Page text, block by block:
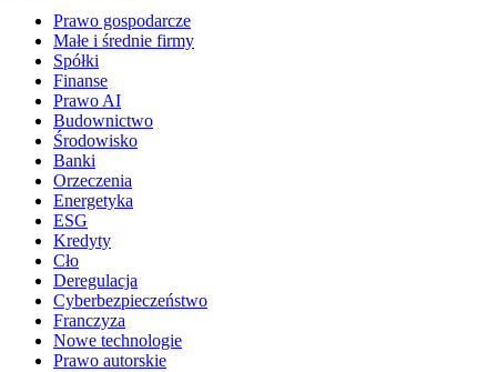
Prawo gospodarcze
Małe i średnie firmy
Spółki
Finanse
Prawo AI
Budownictwo
Środowisko
Banki
Orzeczenia
Energetyka
ESG
Kredyty
Cło
Deregulacja
Cyberbezpieczeństwo
Franczyza
Nowe technologie
Prawo autorskie